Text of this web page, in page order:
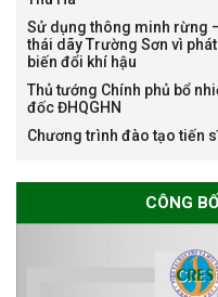
Sử dụng thông minh rừng
thái dãy Trường Sơn vì
biến đổi khí hậu
Thủ tướng Chính phủ bổ
đốc ĐHQGHN
Chương trình đào tạo tiến
CÔNG